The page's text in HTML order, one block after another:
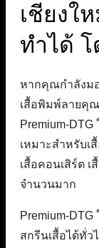
เชียงใ
ทำได้ โ
หากคุณกำลังม
เสื้อพิมพ์ลายคุ
Premium-
เหมาะสำหรับเ
เสื้อคอนเสิร์ต
จำนวนมาก
Premium-
สกรีนเสื้อได้ทั่ว